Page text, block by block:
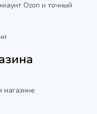
Ozon и точный
магазине